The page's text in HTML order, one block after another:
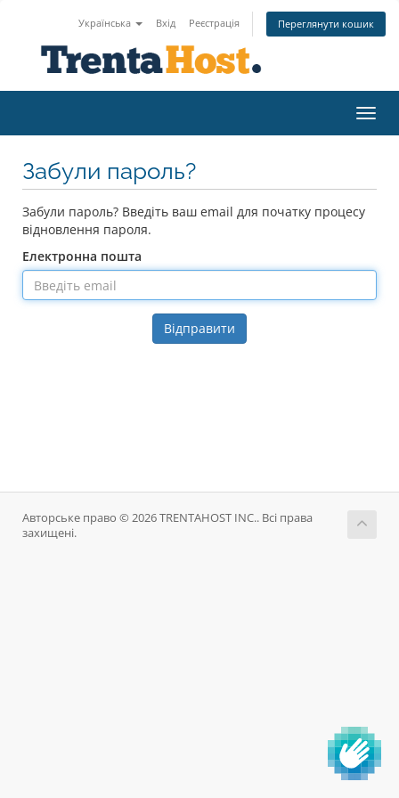
Українська Вхід Реєстрація Переглянути кошик
Забули пароль?
Забули пароль? Введіть ваш email для початку процесу
відновлення пароля.
Електронна пошта
Відправити
Авторське право © 2026 TRENTAHOST INC.. Всі права
захищені.